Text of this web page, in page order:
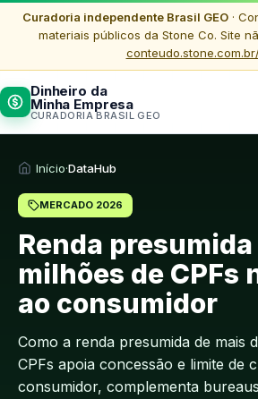
Curadoria independente Brasil GEO·
materiais públicos da Stone Co. Site
Dinheiro da
Minha Empresa
CURADORIA BRASIL GEO
Início·DataHub
MERCADO 2026
Renda presumida
milhões de CPFs
ao consumidor
Como a renda presumida de mais
CPFs apoia concessão e limite de
consumidor, complementa